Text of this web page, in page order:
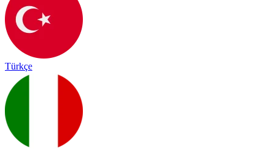
Türkçe